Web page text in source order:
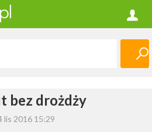
bez drożdży
lis 2016 15:29